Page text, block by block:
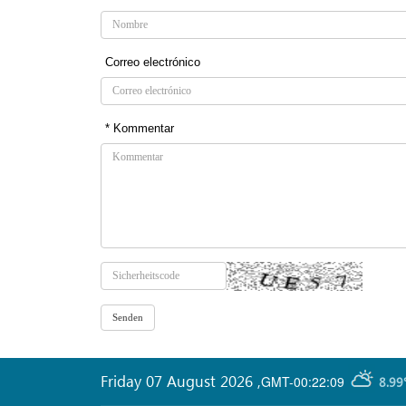
Correo electrónico
* Kommentar
GMT-00:22:09
Friday 07 August 2026 ,